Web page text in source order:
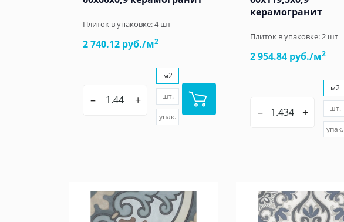
Плиток в упаковке:4шт
2 740.12 руб./м2
– +
м2
шт.
упак.
керамогранит
Плиток в упаковке:2 шт
2 954.84 руб./м2
– +
м2
шт.
упак.